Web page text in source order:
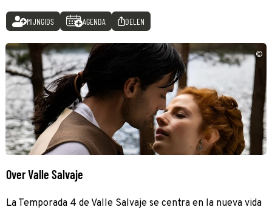
MIJNGIDS AGENDA DELEN
©
Over Valle Salvaje
La Temporada 4 de Valle Salvaje se centra en la nueva vida